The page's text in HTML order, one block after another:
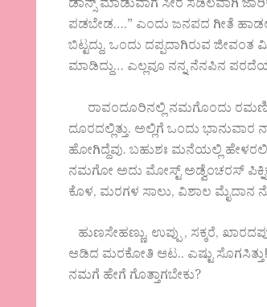
ಡಾನ್ಸ್ ಮಾಡುವಾಗ ಸೀರೆ ಸಡಿಲವಾಗಿ
ಪಡಬೇಡ….” ಎಂದು ಜನಪದ ಗೀತೆ
ಬಿಟ್ಟದ್ದು, ಒಂದು ದಪ್ಪದಾಗಿರುವ
ಮಾಡಿದ್ದು… ಎಲ್ಲವೂ ನನ್ನ ನೆನಪಿನ
ರಾವಂದೂರಿನಲ್ಲಿ ನಮಗೊಂದು ರಮಣೀಯ
ದೂರದಲ್ಲಿತ್ತು. ಅಲ್ಲಿಗೆ ಒಂದು
ಹೋಗಿದ್ದೆವು. ಬಹುಶಃ ಮನೆಯಲ್ಲಿ
ನಮಗೋ ಅದು ಮೋಸ್ಟ್ ಅಡ್ವೆಂಚರಸ್
ಕೊಳ, ಮರಗಳ ಸಾಲು, ವಿಶಾಲ ಮೈದಾನ
ಹುಣಸೇಹಣ್ಣು, ಉಪ್ಪು , ಸಕ್ಕರೆ,
ಆಡಿದ ಮರಕೋತಿ ಆಟ.. ಎಷ್ಟು
ನಮಗೆ ಹೇಗೆ ಗೊತ್ತಾಗಬೇಕು?